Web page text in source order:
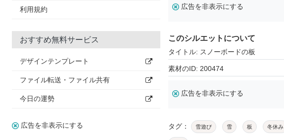
利用規約
おすすめ無料サービス
デザインテンプレート
ファイル転送・ファイル共有
今日の運勢
広告を非表示にする
広告を非表示にする
このシルエットについて
タイトル: スノーボードの板
素材のID: 200474
広告を非表示にする
タグ： 雪遊び 雪 板 冬休み